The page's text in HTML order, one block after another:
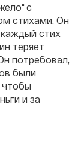
с
стихами. Он
стих
теряет
потребовал,
были
чтобы
и за